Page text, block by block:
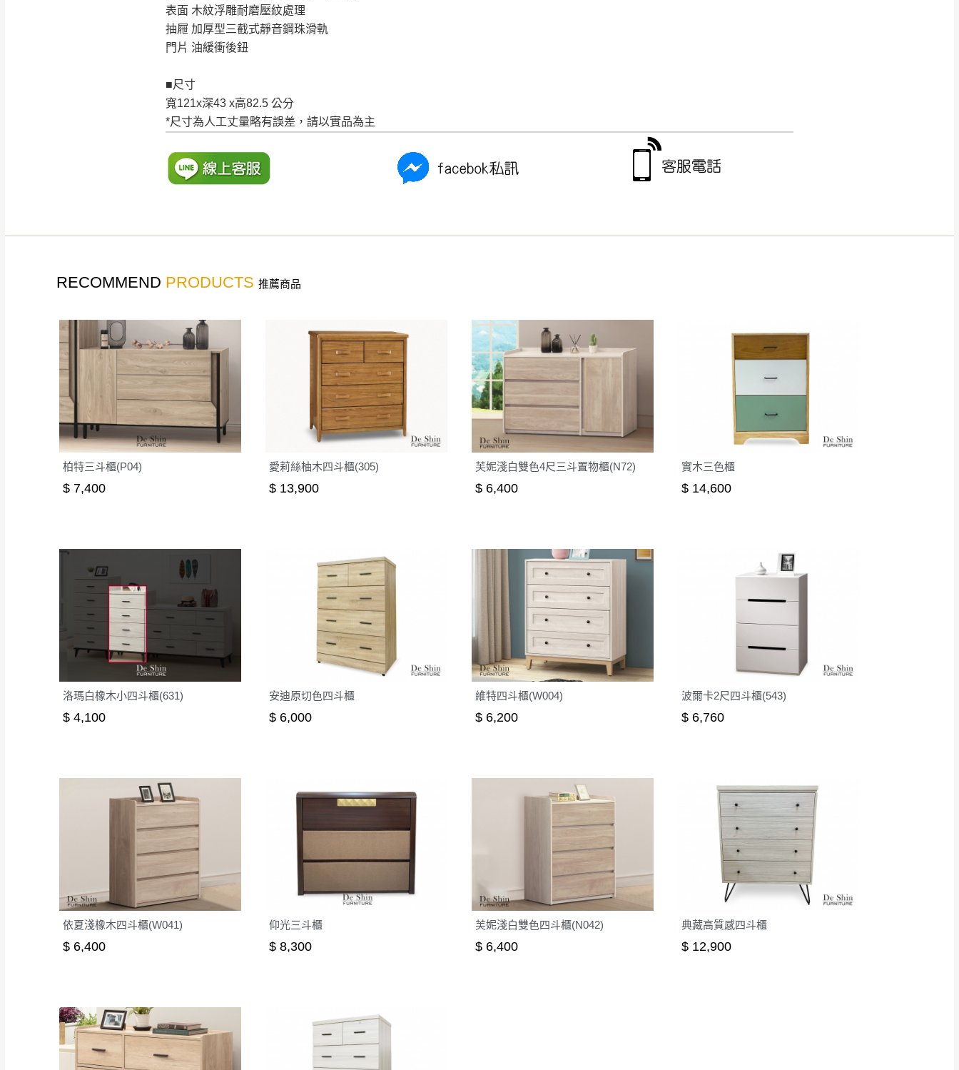
表面 木紋浮雕耐磨壓紋處理
抽屜 加厚型三截式靜音鋼珠滑軌
門片 油緩衝後鈕
■尺寸
寬121x深43 x高82.5 公分
*尺寸為人工丈量略有誤差，請以實品為主
其它注意事項
本司貨車運送如因路況不佳、天候惡劣、過於偏遠之山區內等，或收貨地點搬運過於困難等因素，導致無法順利配送，
本公司除了盡最大努力完成配送外，視狀況保有出貨的權利。
因大型傢俱有組裝、配送的問題，並非一般快速到貨商品，無法指定特定時間送達，司機當天到貨前皆會再與您通知，
讓您不用整天在家等貨，以免浪費你的寶貴時間。
如遇自然災害、政府宣布之災害警報等不可抗力情事，而危及運送人員輸送之安全，本司得視狀況延後或停止運送服
百貨公司配送暫無法配合開店前、閉店後時段，並送至百貨公司卸貨區為限，恕無法送至指定樓面。《 如遇百貨周年慶
期間，恕暫停百貨公司相關運送 》
▪️訂單成立時請儘速於三日內完成付款，
請密切注意。
RECOMMEND PRODUCTS 推薦商品
柏特三斗櫃(P04)
$ 7,400
愛莉絲柚木四斗櫃(305)
$ 13,900
芙妮淺白雙色4尺三斗置物櫃(N72)
$ 6,400
實木三色櫃
$ 14,600
洛瑪白橡木小四斗櫃(631)
$ 4,100
安迪原切色四斗櫃
$ 6,000
維特四斗櫃(W004)
$ 6,200
波爾卡2尺四斗櫃(543)
$ 6,760
依夏淺橡木四斗櫃(W041)
$ 6,400
仰光三斗櫃
$ 8,300
芙妮淺白雙色四斗櫃(N042)
$ 6,400
典藏高質感四斗櫃
$ 12,900